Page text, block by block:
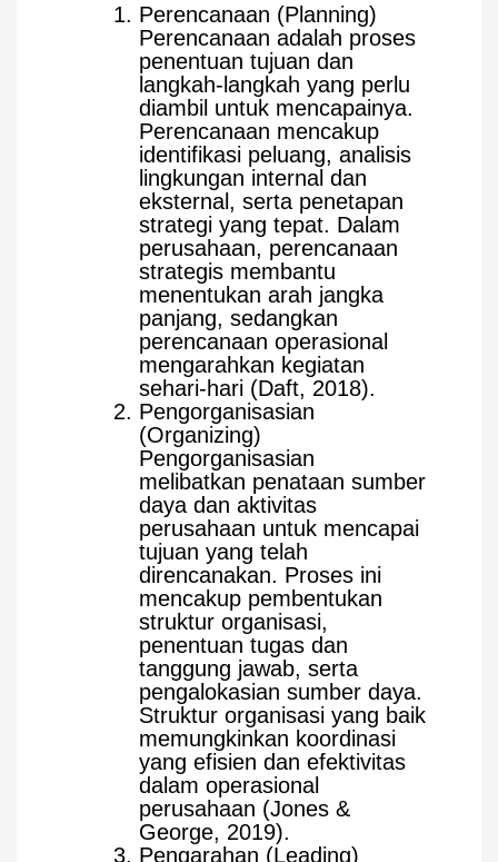
Perencanaan (Planning)
Perencanaan adalah proses
penentuan tujuan dan
langkah-langkah yang perlu
diambil untuk mencapainya.
Perencanaan mencakup
identifikasi peluang, analisis
lingkungan internal dan
eksternal, serta penetapan
strategi yang tepat. Dalam
perusahaan, perencanaan
strategis membantu
menentukan arah jangka
panjang, sedangkan
perencanaan operasional
mengarahkan kegiatan
sehari-hari (Daft, 2018).
Pengorganisasian
(Organizing)
Pengorganisasian
melibatkan penataan sumber
daya dan aktivitas
perusahaan untuk mencapai
tujuan yang telah
direncanakan. Proses ini
mencakup pembentukan
struktur organisasi,
penentuan tugas dan
tanggung jawab, serta
pengalokasian sumber daya.
Struktur organisasi yang baik
memungkinkan koordinasi
yang efisien dan efektivitas
dalam operasional
perusahaan (Jones &
George, 2019).
Pengarahan (Leading)